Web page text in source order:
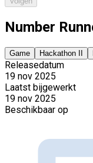
Number
Game Hackathon II
Releasedatum
19 nov 2025
Laatst bijgewerkt
19 nov 2025
Beschikbaar op